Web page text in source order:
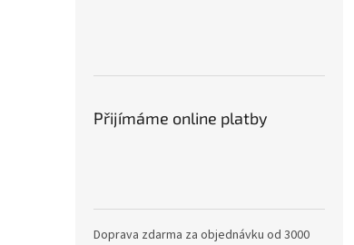
Přijímáme online platby
Doprava zdarma za objednávku od 3000